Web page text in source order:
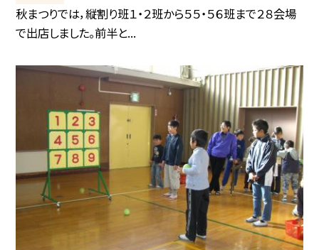
秋まつりでは，縦割り班１・２班から５５・５６班まで２８会場
で出店しました。前半と...